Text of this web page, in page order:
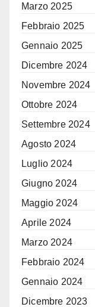
Marzo 2025
Febbraio 2025
Gennaio 2025
Dicembre 2024
Novembre 2024
Ottobre 2024
Settembre 2024
Agosto 2024
Luglio 2024
Giugno 2024
Maggio 2024
Aprile 2024
Marzo 2024
Febbraio 2024
Gennaio 2024
Dicembre 2023